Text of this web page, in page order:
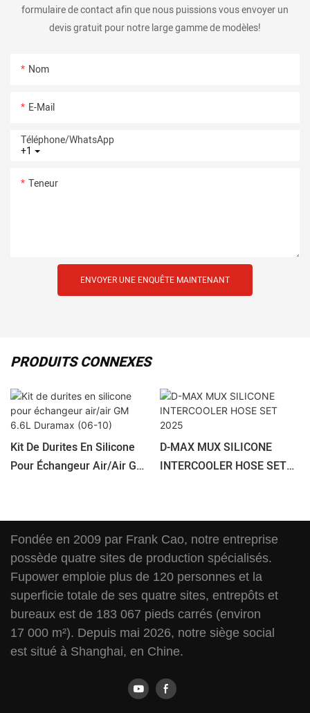
formulaire de contact afin que nous puissions vous envoyer un
devis gratuit pour notre large gamme de modèles!
Nom
E-Mail
+1
Téléphone/WhatsApp
Teneur
ENVOYER UNE ENQUÊTE MAINTENANT
PRODUITS CONNEXES
Kit De Durites En Silicone
Pour Échangeur Air/air GM
D-MAX MUX SILICONE
INTERCOOLER HOSE SET
Fondée en 2009 par Frank Cao, notre entreprise
possède quatre sites de production spécialisés.
Fupower emploie plus de 120 personnes et la
superficie totale de ses quatre sites, entrepôts et
bureaux est de 183 067 pieds carrés (environ
17 000 m²). Depuis mai 2026, notre siège social
est situé à Shanghai, en Chine.